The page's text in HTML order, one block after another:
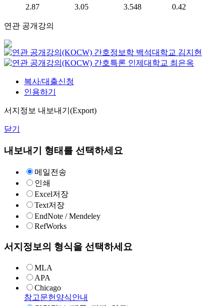
2.87 3.05 3.548 0.42
연관 공개강의
간호정보학 백석대학교 김지현
간호특론 인제대학교 최은옥
복사/대출신청
인용하기
서지정보 내보내기(Export)
닫기
내보내기 형태를 선택하세요
메일전송
인쇄
Excel저장
Text저장
EndNote / Mendeley
RefWorks
서지정보의 형식을 선택하세요
MLA
APA
Chicago
참고문헌양식안내